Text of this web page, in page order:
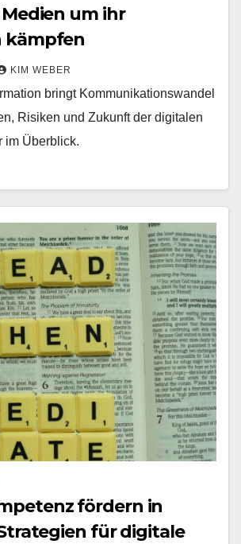
um ihr
kämpfen
KIM WEBER
bringt Kommunikationswandel
Risiken und Zukunft der digitalen
im Überblick.
fördern in
für digitale